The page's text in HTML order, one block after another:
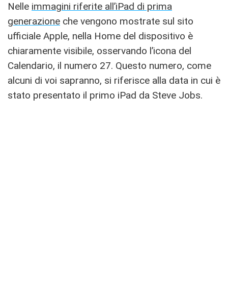
Nelle immagini riferite all’iPad di prima
generazione che vengono mostrate sul sito
ufficiale Apple, nella Home del dispositivo è
chiaramente visibile, osservando l’icona del
Calendario, il numero 27. Questo numero, come
alcuni di voi sapranno, si riferisce alla data in cui è
stato presentato il primo iPad da Steve Jobs.